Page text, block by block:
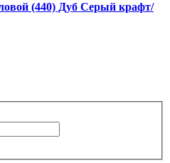
(440) Дуб Серый крафт/